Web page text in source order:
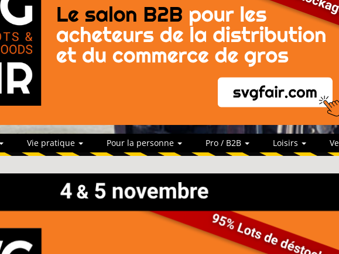
Vie pratique Pour la personne Pro / B2B Loisirs